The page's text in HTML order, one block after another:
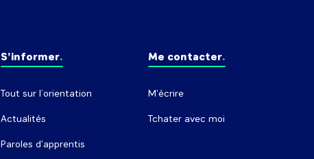
S’informer
Tout sur l’orientation
Actualités
Paroles d'apprentis
Me contacter
M'écrire
Tchater avec moi